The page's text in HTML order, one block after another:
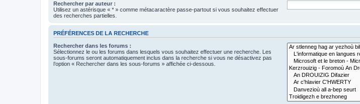
Rechercher par auteur :
Utilisez un astérisque « * » comme métacaractère passe-partout si vous souhaitez effectuer
des recherches partielles.
PRÉFÉRENCES DE LA RECHERCHE
Rechercher dans les forums :
Sélectionnez le ou les forums dans lesquels vous souhaitez effectuer une recherche. Les
sous-forums seront automatiquement inclus dans la recherche si vous ne désactivez pas
l’option « Rechercher dans les sous-forums » affichée ci-dessous.